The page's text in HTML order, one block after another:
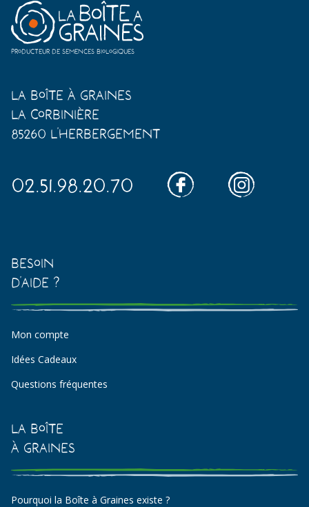
Producteur de semences biologiques
La Boîte à Graines
La Corbinière
85260 L'Herbergement
02.51.98.20.70
Besoin
d'aide ?
Mon compte
Idées Cadeaux
Questions fréquentes
La Boîte
à Graines
Pourquoi la Boîte à Graines existe ?